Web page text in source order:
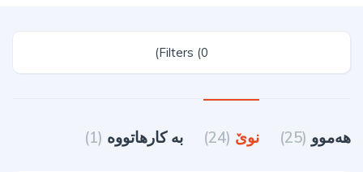
Filters (0)
هەموو (25) نوێ (24) به کارهاتووه (1)